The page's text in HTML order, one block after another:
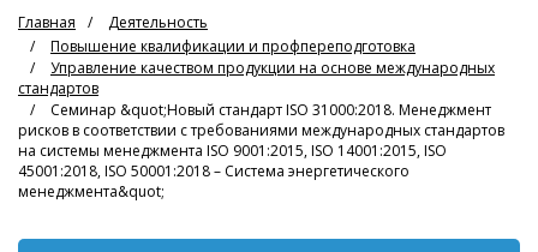
Главная
Деятельность
Повышение квалификации и профпереподготовка
Управление качеством продукции на основе международных
стандартов
Семинар &quot;Новый стандарт ISO 31000:2018. Менеджмент
рисков в соответствии с требованиями международных стандартов
на системы менеджмента ISO 9001:2015, ISO 14001:2015, ISO
45001:2018, ISO 50001:2018 – Система энергетического
менеджмента&quot;